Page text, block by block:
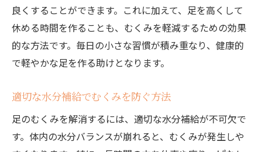
良くすることができます。これに加えて、足を高くして
休める時間を作ることも、むくみを軽減するための効果
的な方法です。毎日の小さな習慣が積み重なり、健康的
で軽やかな足を作る助けとなります。
適切な水分補給でむくみを防ぐ方法
足のむくみを解消するには、適切な水分補給が不可欠で
す。体内の水分バランスが崩れると、むくみが発生しや